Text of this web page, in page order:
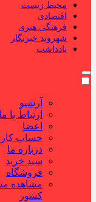
محیط زیست
اقتصادی
فرهنگی هنری
شهروند خبرنگار
یادداشت
آرشیو
ارتباط با ما
اعضا
حساب
درباره ما
سبد خرید
فروشگاه
مشاهده
کشور